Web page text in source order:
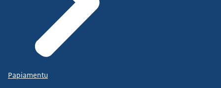
Papiamentu